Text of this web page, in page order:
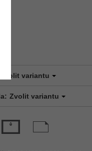
Zvolit variantu
Zvolit variantu